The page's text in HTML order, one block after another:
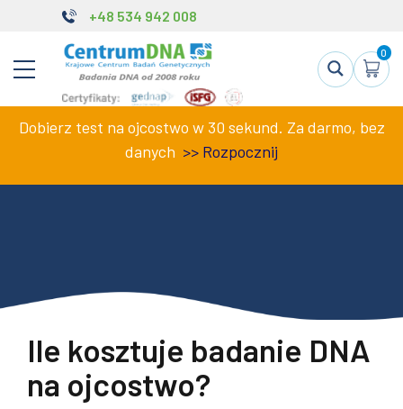
+48 534 942 008
0
Dobierz test na ojcostwo w 30 sekund. Za darmo, bez
danych >> Rozpocznij
Ile kosztuje badanie DNA
na ojcostwo?